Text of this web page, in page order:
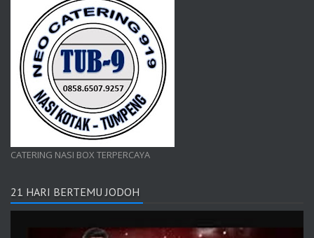
CATERING NASI BOX TERPERCAYA
21 HARI BERTEMU JODOH